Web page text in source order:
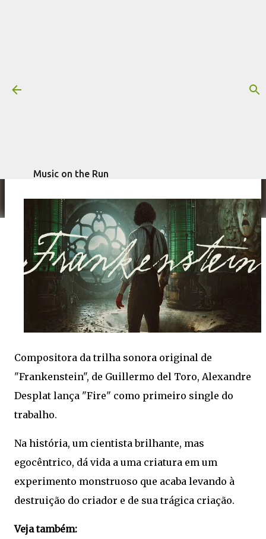
Music on the Run
Ouça "Fire", de Alexandre Desplat,
Compositora da trilha sonora original de
"Frankenstein", de Guillermo del Toro, Alexandre
Desplat lança "Fire" como primeiro single do
trabalho.
Na história, um cientista brilhante, mas
egocêntrico, dá vida a uma criatura em um
experimento monstruoso que acaba levando à
destruição do criador e de sua trágica criação.
Veja também: